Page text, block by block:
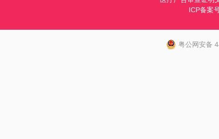
ICP备案
粤公网安备